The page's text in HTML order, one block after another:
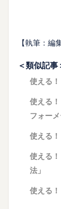
【執筆：編
＜類似記事
使える
使える
フォーメ
使える
使える
法」
使える